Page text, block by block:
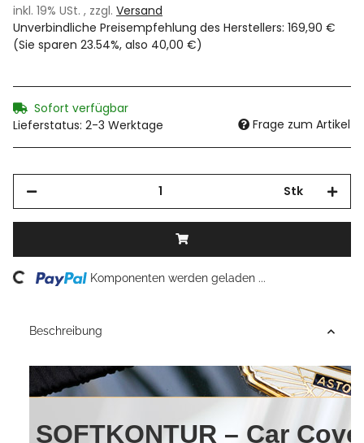
inkl. 19% USt. , zzgl. Versand
Unverbindliche Preisempfehlung des Herstellers: 169,90 €
(Sie sparen 23.54%, also 40,00 €)
Sofort verfügbar
Lieferstatus: 2-3 Werktage
Frage zum Artikel
Stk
Loading... Komponenten werden geladen ...
Beschreibung